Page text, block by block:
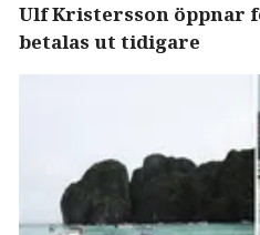
Ulf Kristersson öppnar
betalas ut tidigare